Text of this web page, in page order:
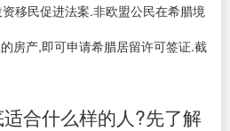
移民促进法案.非欧盟公民在希腊境
房产,即可申请希腊居留许可签证.截
合什么样的人?先了解